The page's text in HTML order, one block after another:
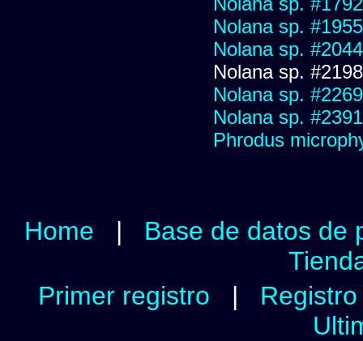
Nolana sp. #1955
Nolana sp. #2044
Nolana sp. #2198
Nolana sp.
Nolana sp. #2391
Phrodus
Home | Base de datos de
Primer registro |